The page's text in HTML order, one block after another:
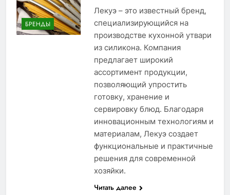
БРЕНДЫ
Лекуэ – это известный бренд,
специализирующийся на
производстве кухонной утвари
из силикона. Компания
предлагает широкий
ассортимент продукции,
позволяющий упростить
готовку, хранение и
сервировку блюд. Благодаря
инновационным технологиям и
материалам, Лекуэ создает
функциональные и практичные
решения для современной
хозяйки.
Читать далее